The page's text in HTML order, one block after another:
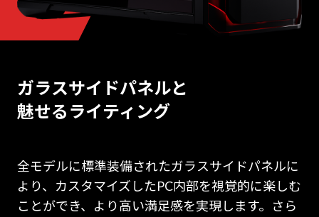
ガラスサイドパネルと
魅せるライティング
全モデルに標準装備されたガラスサイドパネルに
より、カスタマイズしたPC内部を視覚的に楽しむ
ことができ、より高い満足感を実現します。さら